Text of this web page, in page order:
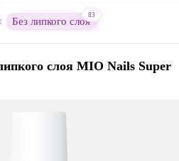
Без липкого слоя
83
слоя MIO Nails Super